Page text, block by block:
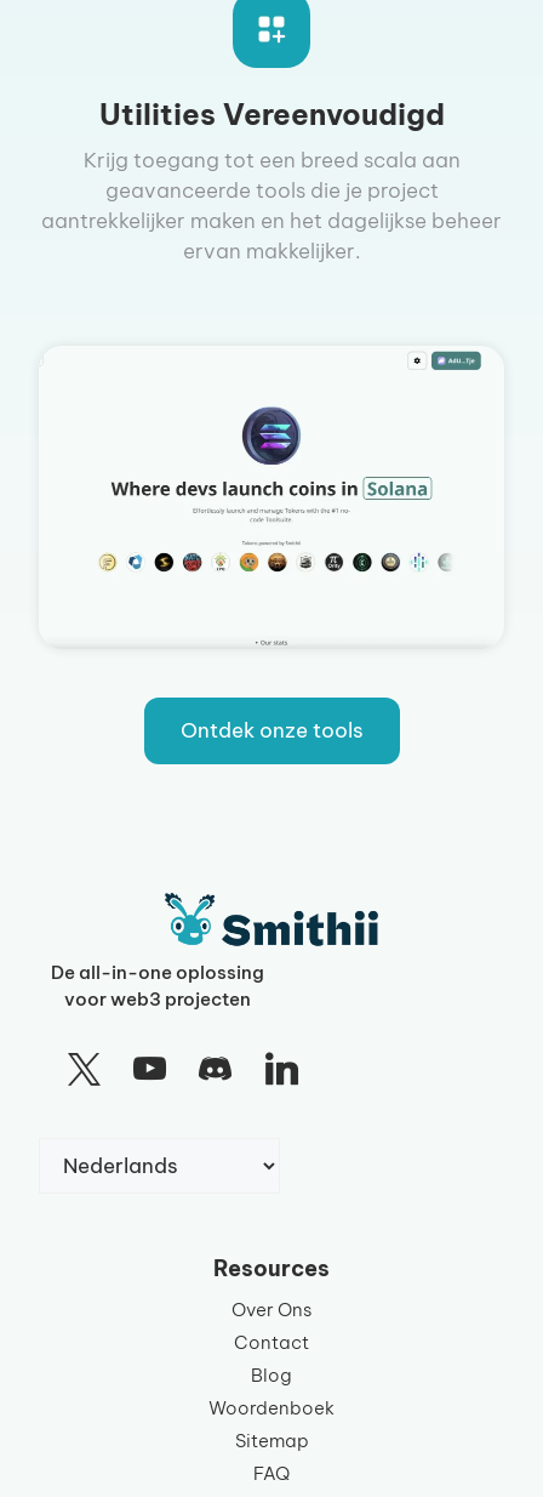
Utilities Vereenvoudigd
Krijg toegang tot een breed scala aan
geavanceerde tools die je project
aantrekkelijker maken en het dagelijkse beheer
ervan makkelijker.
Ontdek onze tools
De all-in-one oplossing
voor web3 projecten
een
Resources
Over Ons
Contact
Blog
Woordenboek
Sitemap
FAQ